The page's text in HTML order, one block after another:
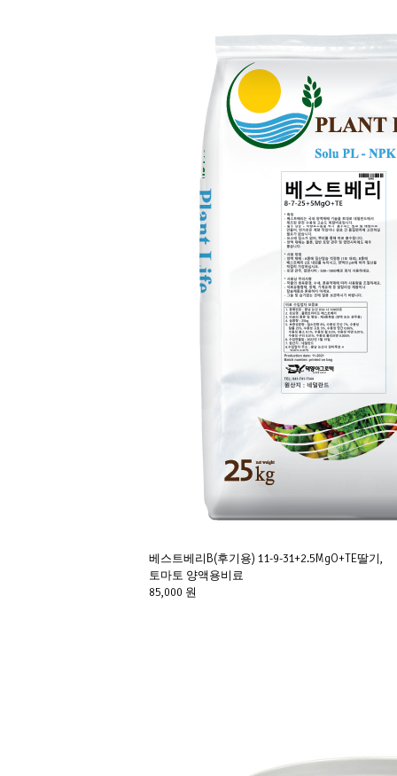
베스트베리B(후기용) 11-9-31+2.5MgO+TE딸기,
토마토 양액용비료
85,000 원